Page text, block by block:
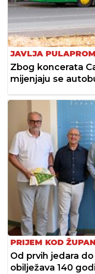
JAVLJA
Zbog koncerata
mijenjaju se
PRIJEM KOD
Od prvih jedara
obilježava 140